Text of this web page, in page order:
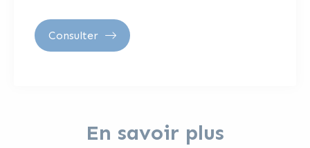
Consulter
En savoir plus